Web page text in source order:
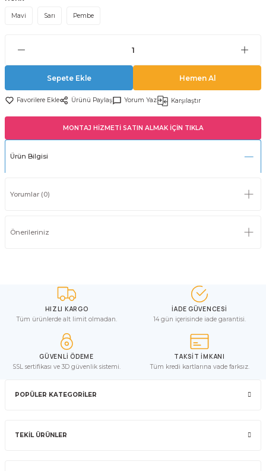
Mavi Sarı Pembe
Sepete Ekle Hemen Al
Ürünü Paylaş Yorum Yaz Karşılaştır
MONTAJ HİZMETİ SATIN ALMAK İÇİN TIKLA
Ürün Bilgisi
Yorumlar (0)
Önerileriniz
HIZLI KARGO
Tüm ürünlerde alt limit olmadan.
İADE GÜVENCESİ
14 gün içerisinde iade garantisi.
GÜVENLİ ÖDEME
SSL sertifikası ve 3D güvenlik sistemi.
TAKSİT İMKANI
Tüm kredi kartlarına vade farksız.
POPÜLER KATEGORİLER
TEKİL ÜRÜNLER